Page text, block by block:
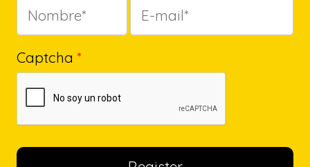
Captcha *